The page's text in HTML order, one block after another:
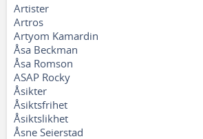
Artister
Artros
Artyom Kamardin
Åsa Beckman
Åsa Romson
ASAP Rocky
Åsikter
Åsiktsfrihet
Åsiktslikhet
Åsne Seierstad